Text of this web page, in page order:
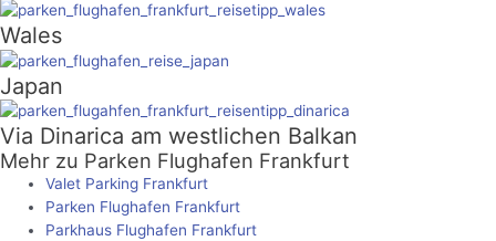
Wales
Japan
Via Dinarica am westlichen Balkan
Mehr zu Parken Flughafen Frankfurt
Valet Parking Frankfurt
Parken Flughafen Frankfurt
Parkhaus Flughafen Frankfurt